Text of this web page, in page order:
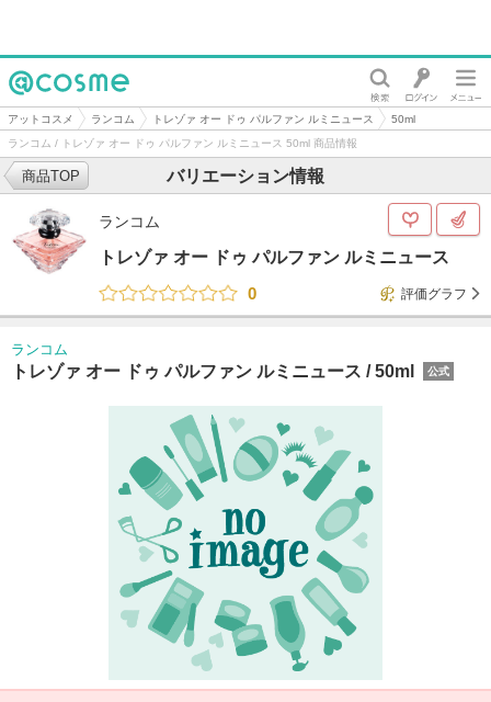
@cosme
アットコスメ ランコム トレゾァ オー ドゥ パルファン ルミニュース
50ml
ランコム / トレゾァ オー ドゥ パルファン ルミニュース 50ml 商品情報
バリエーション情報
商品TOP
ランコム
トレゾァ オー ドゥ パルファン ルミニュース
0
評価グラフ
ランコム
トレゾァ オー ドゥ パルファン ルミニュース /50ml 公式